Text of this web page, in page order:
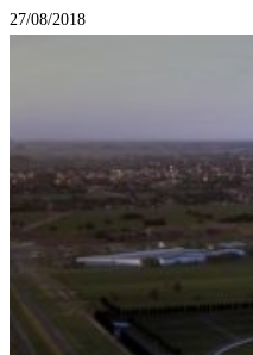
27/08/2018